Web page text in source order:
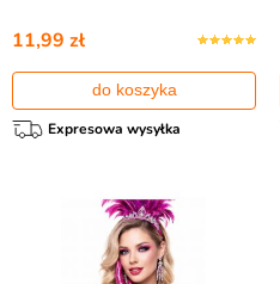
11,99 zł
do koszyka
Expresowa wysyłka